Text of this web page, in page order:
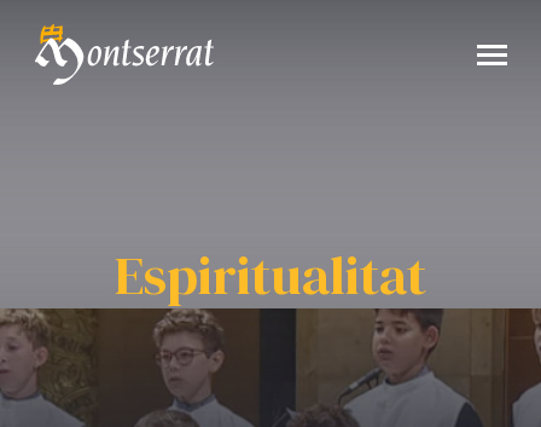
Espiritualitat